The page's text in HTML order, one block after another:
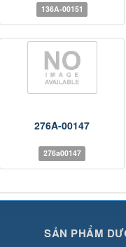
136A-00151
276A-00147
276a00147
SẢN PHẨM